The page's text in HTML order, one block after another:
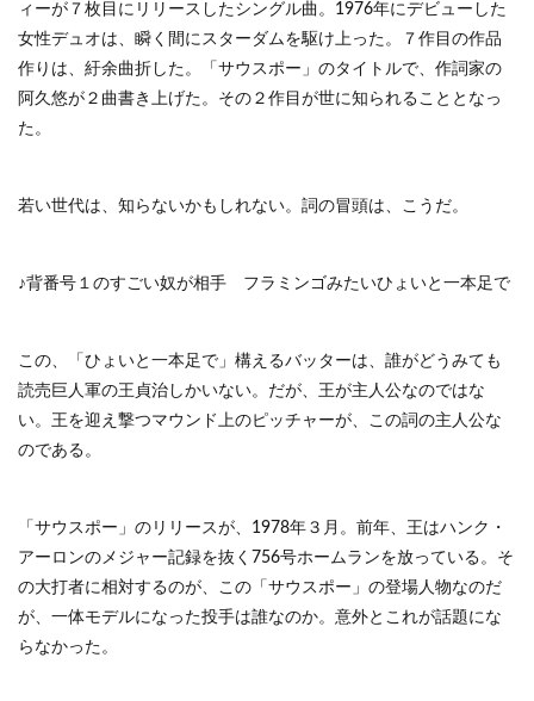
ィーが７枚目にリリースしたシングル曲。1976年にデビューした
女性デュオは、瞬く間にスターダムを駆け上った。７作目の作品
作りは、紆余曲折した。「サウスポー」のタイトルで、作詞家の
阿久悠が２曲書き上げた。その２作目が世に知られることとなっ
た。
若い世代は、知らないかもしれない。詞の冒頭は、こうだ。
♪背番号１のすごい奴が相手 フラミンゴみたいひょいと一本足で
この、「ひょいと一本足で」構えるバッターは、誰がどうみても
読売巨人軍の王貞治しかいない。だが、王が主人公なのではな
い。王を迎え撃つマウンド上のピッチャーが、この詞の主人公な
のである。
「サウスポー」のリリースが、1978年３月。前年、王はハンク・
アーロンのメジャー記録を抜く756号ホームランを放っている。そ
の大打者に相対するのが、この「サウスポー」の登場人物なのだ
が、一体モデルになった投手は誰なのか。意外とこれが話題にな
らなかった。